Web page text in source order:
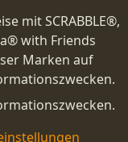
mit SCRABBLE®,
with Friends
Marken auf